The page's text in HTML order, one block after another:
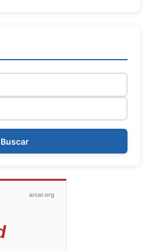
Buscar